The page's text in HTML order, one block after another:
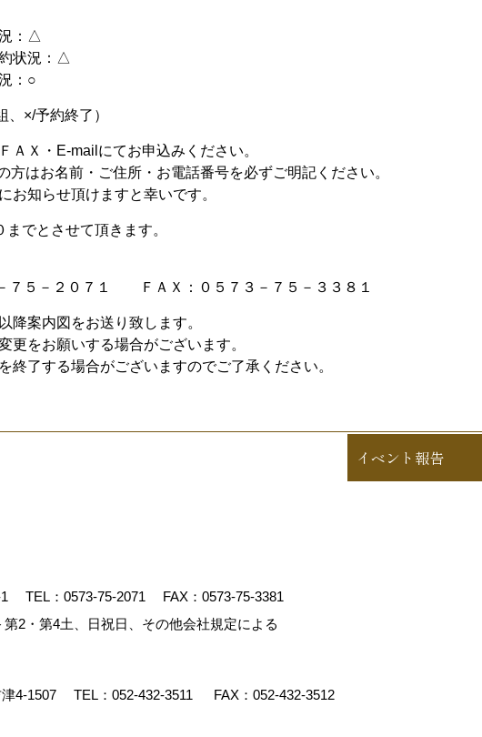
：△
況：△
：○
×/予約終了）
ＡＸ・E-mailにてお申込みください。
はお名前・ご住所・お電話番号を必ずご明記ください。
お知らせ頂けますと幸いです。
でとさせて頂きます。
２０７１ ＦＡＸ：０５７３－７５－３３８１
案内図をお送り致します。
をお願いする場合がございます。
了する場合がございますのでご了承ください。
イベント報告
TEL： 0573-75-2071
FAX：0573-75-3381
第2・第4土、日祝日、その他会社規定による
津4-1507 TEL： 052-432-3511 FAX：052-432-3512